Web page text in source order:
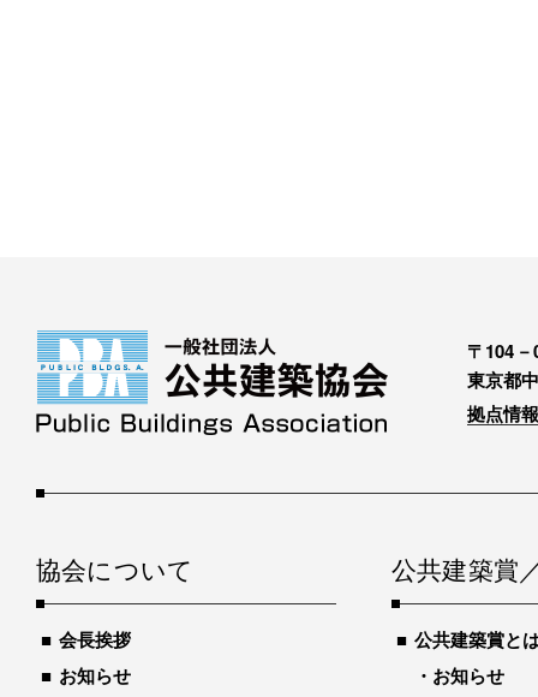
〒104－
東京都
拠点情
協会について
会長挨拶
お知らせ
公共建築賞
公共建築賞と
お知らせ